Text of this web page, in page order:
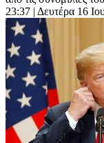
23:37 | Δευτέρα 16